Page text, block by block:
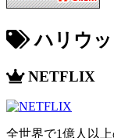
ハリウ
NETFLIX
全世界で1億人以